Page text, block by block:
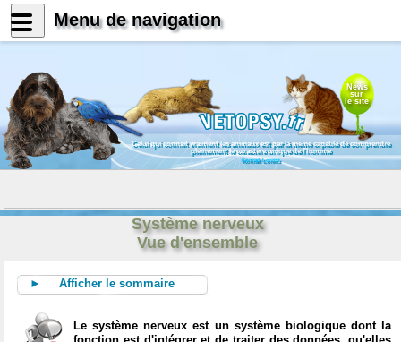
News
sur
le site
Celui qui connait vraiment les animaux est par là même capable de comprendre
pleinement le caractère unique de l'homme
Konrad Lorenz
Système nerveux
Vue d'ensemble
► Afficher le sommaire
Le système nerveux est un système biologique dont la
Menu de navigation